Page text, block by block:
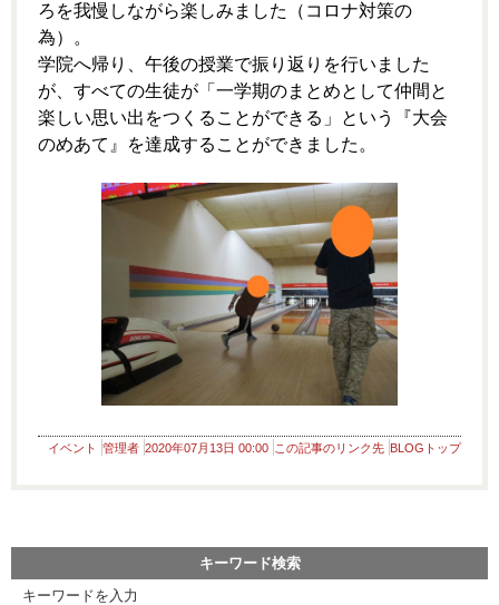
ろを我慢しながら楽しみました（コロナ対策の
為）。
学院へ帰り、午後の授業で振り返りを行いました
が、すべての生徒が「一学期のまとめとして仲間と
楽しい思い出をつくることができる」という『大会
のめあて』を達成することができました。
イベント 管理者 2020年07月13日 00:00 この記事のリンク先 BLOGトップ
キーワード検索
キーワードを入力